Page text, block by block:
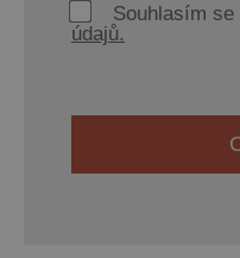
Souhlasím se
údajů.